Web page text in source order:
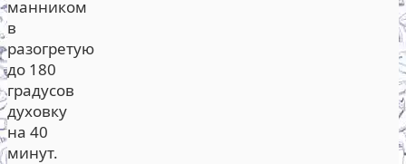
манником
в
разогретую
до 180
градусов
духовку
на 40
минут.